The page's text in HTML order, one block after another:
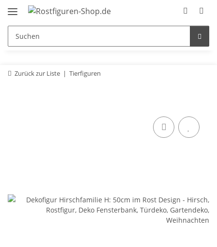
Zurück zur Liste Tierfiguren